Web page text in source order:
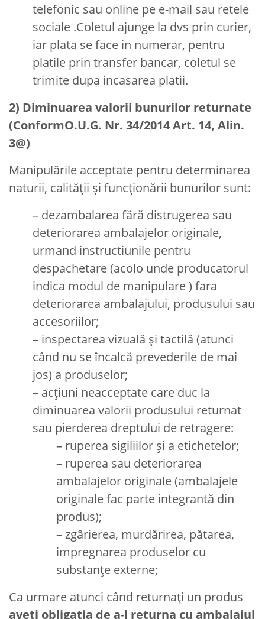
telefonic sau online pe e-mail sau retele
sociale .Coletul ajunge la dvs prin curier,
iar plata se face in numerar, pentru
platile prin transfer bancar, coletul se
trimite dupa incasarea platii.
2) Diminuarea valorii bunurilor returnate
(ConformO.U.G. Nr. 34/2014 Art. 14, Alin.
3@)
Manipulările acceptate pentru determinarea
naturii, calității și funcționării bunurilor sunt:
– dezambalarea fără distrugerea sau
deteriorarea ambalajelor originale,
urmand instructiunile pentru
despachetare (acolo unde producatorul
indica modul de manipulare ) fara
deteriorarea ambalajului, produsului sau
accesoriilor;
– inspectarea vizuală și tactilă (atunci
când nu se încalcă prevederile de mai
jos) a produselor;
– acţiuni neacceptate care duc la
diminuarea valorii produsului returnat
sau pierderea dreptului de retragere:
– ruperea sigiliilor și a etichetelor;
– ruperea sau deteriorarea
ambalajelor originale (ambalajele
originale fac parte integrantă din
produs);
– zgârierea, murdărirea, pătarea,
impregnarea produselor cu
substanțe externe;
Ca urmare atunci când returnați un produs
aveți obligația de a-l returna cu ambalajul